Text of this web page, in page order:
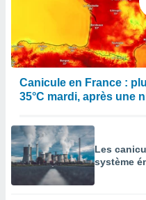
Canicule en France :
35°C mardi, après une
Les
système